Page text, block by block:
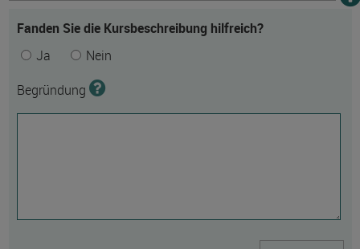
Fanden Sie die Kursbeschreibung hilfreich?
Ja
Nein
Begründung